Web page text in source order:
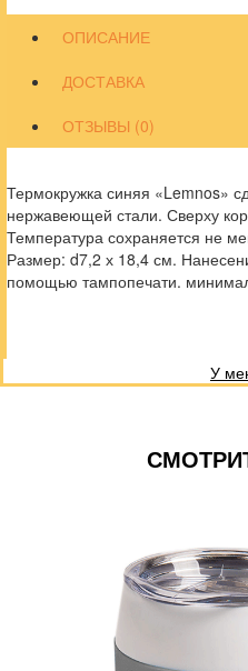
ОПИСАНИЕ
ДОСТАВКА
ОТЗЫВЫ (0)
Термокружка синяя «Lemnos»
нержавеющей стали. Сверху
Температура сохраняется не
Размер: d7,2 х 18,4 см.
помощью тампопечати.
У